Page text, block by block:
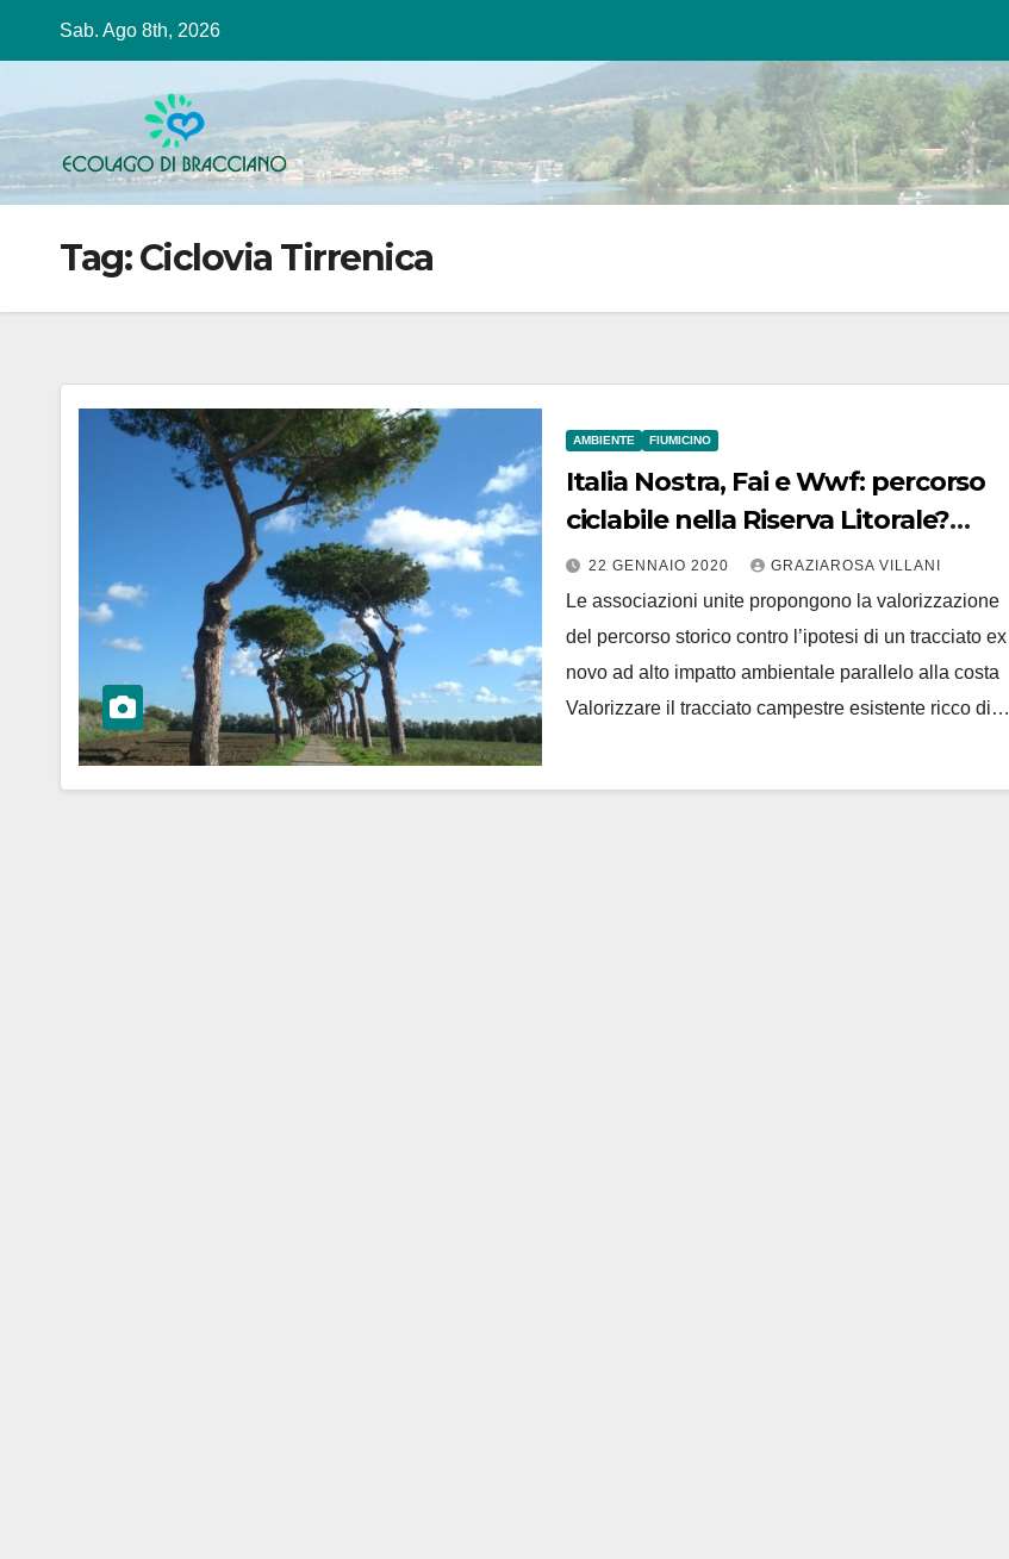
Sab. Ago 8th, 2026
Tag:Ciclovia Tirrenica
AMBIENTE FIUMICINO
Italia Nostra, Fai e Wwf: percorso
ciclabile nella Riserva Litorale?
Cinque buone ragioni per
privilegiare il tracciato esistente
22 GENNAIO 2020 GRAZIAROSA VILLANI
Le associazioni unite propongono la valorizzazione
del percorso storico contro l’ipotesi di un tracciato ex
novo ad alto impatto ambientale parallelo alla costa
Valorizzare il tracciato campestre esistente ricco di…